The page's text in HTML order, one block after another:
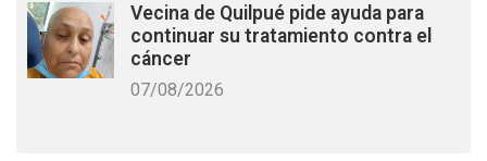
Vecina de Quilpué pide ayuda para
continuar su tratamiento contra el
cáncer
07/08/2026